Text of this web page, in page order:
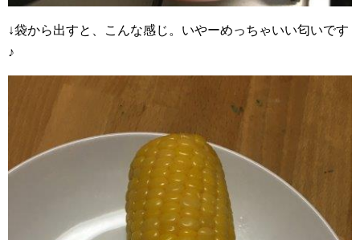
↓袋から出すと、こんな感じ。いやーめっちゃいい匂いです
♪